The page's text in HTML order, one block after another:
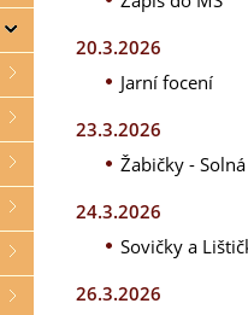
20.3.2026
Jarní focení
23.3.2026
Žabičky -
24.3.2026
Sovičky a
26.3.2026